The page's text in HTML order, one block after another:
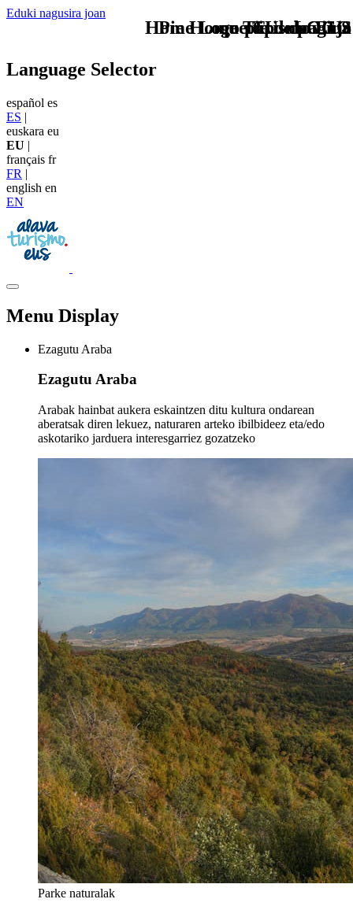
Eduki nagusira joan
TU - LOGO
Language Selector
español es
ES |
euskara eu
EU |
français fr
FR |
english en
EN
Menu Display
Ezagutu Araba
Ezagutu Araba
Arabak hainbat aukera eskaintzen ditu kultura ondarean
aberatsak diren lekuez, naturaren arteko ibilbideez eta/edo
askotariko jarduera interesgarriez gozatzeko
Parke naturalak
que tipo de viaje
Home Logo pie de página
Pie Home Turismo EUS